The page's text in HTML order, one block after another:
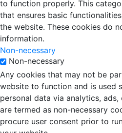
to function properly. This
that ensures basic
the website. These cookies do
information.
Non-necessary
Non-necessary
Any cookies that may not be
website to function and is used
personal data via analytics,
are termed as non-necessary
procure user consent prior to